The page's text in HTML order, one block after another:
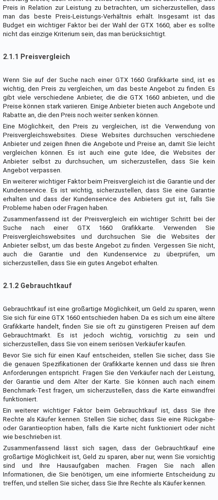
Preis in Relation zur Leistung zu betrachten, um sicherzustellen, dass
man das beste Preis-Leistungs-Verhältnis erhält. Insgesamt ist das
Budget ein wichtiger Faktor bei der Wahl der GTX 1660, aber es sollte
nicht das einzige Kriterium sein, das man berücksichtigt.
2.1.1 Preisvergleich
Wenn Sie auf der Suche nach einer GTX 1660 Grafikkarte sind, ist es
wichtig, den Preis zu vergleichen, um das beste Angebot zu finden. Es
gibt viele verschiedene Anbieter, die die GTX 1660 anbieten, und die
Preise können stark variieren. Einige Anbieter bieten auch Angebote und
Rabatte an, die den Preis noch weiter senken können.
Eine Möglichkeit, den Preis zu vergleichen, ist die Verwendung von
Preisvergleichswebsites. Diese Websites durchsuchen verschiedene
Anbieter und zeigen Ihnen die Angebote und Preise an, damit Sie leicht
vergleichen können. Es ist auch eine gute Idee, die Websites der
Anbieter selbst zu durchsuchen, um sicherzustellen, dass Sie kein
Angebot verpassen.
Ein weiterer wichtiger Faktor beim Preisvergleich ist die Garantie und der
Kundenservice. Es ist wichtig, sicherzustellen, dass Sie eine Garantie
erhalten und dass der Kundenservice des Anbieters gut ist, falls Sie
Probleme haben oder Fragen haben.
Zusammenfassend ist der Preisvergleich ein wichtiger Schritt bei der
Suche nach einer GTX 1660 Grafikkarte. Verwenden Sie
Preisvergleichswebsites und durchsuchen Sie die Websites der
Anbieter selbst, um das beste Angebot zu finden. Vergessen Sie nicht,
auch die Garantie und den Kundenservice zu überprüfen, um
sicherzustellen, dass Sie ein gutes Angebot erhalten.
2.1.2 Gebrauchtkauf
Gebrauchtkauf ist eine großartige Möglichkeit, um Geld zu sparen, wenn
Sie sich für eine GTX 1660 entschieden haben. Da es sich um eine ältere
Grafikkarte handelt, finden Sie sie oft zu günstigeren Preisen auf dem
Gebrauchtmarkt. Es ist jedoch wichtig, vorsichtig zu sein und
sicherzustellen, dass Sie von einem seriösen Verkäufer kaufen.
Bevor Sie sich für einen Kauf entscheiden, stellen Sie sicher, dass Sie
die genauen Spezifikationen der Grafikkarte kennen und dass sie Ihren
Anforderungen entspricht. Fragen Sie den Verkäufer nach der Leistung,
der Garantie und dem Alter der Karte. Sie können auch nach einem
Benchmark-Test fragen, um sicherzustellen, dass die Karte einwandfrei
funktioniert.
Ein weiterer wichtiger Faktor beim Gebrauchtkauf ist, dass Sie Ihre
Rechte als Käufer kennen. Stellen Sie sicher, dass Sie eine Rückgabe-
oder Garantieoption haben, falls die Karte nicht funktioniert oder nicht
wie beschrieben ist.
Zusammenfassend lässt sich sagen, dass der Gebrauchtkauf eine
großartige Möglichkeit ist, Geld zu sparen, aber nur, wenn Sie vorsichtig
sind und Ihre Hausaufgaben machen. Fragen Sie nach allen
Informationen, die Sie benötigen, um eine informierte Entscheidung zu
treffen, und stellen Sie sicher, dass Sie Ihre Rechte als Käufer kennen.